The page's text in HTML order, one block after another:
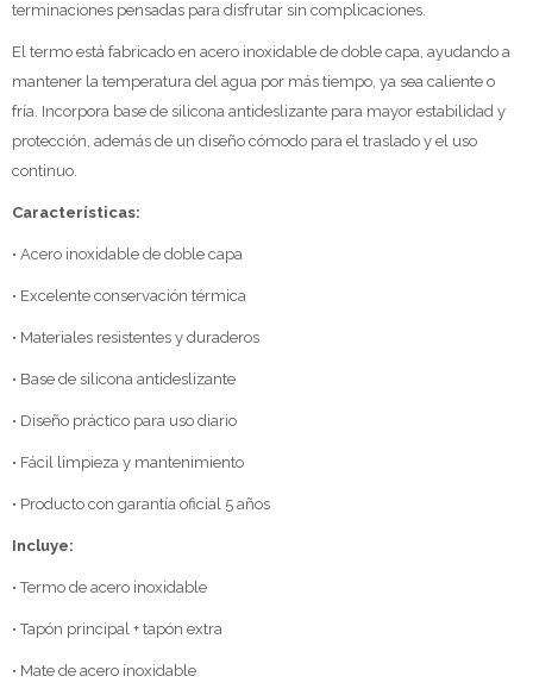
terminaciones pensadas para disfrutar sin complicaciones.
El termo está fabricado en acero inoxidable de doble capa, ayudando a
mantener la temperatura del agua por más tiempo, ya sea caliente o
fría. Incorpora base de silicona antideslizante para mayor estabilidad y
protección, además de un diseño cómodo para el traslado y el uso
continuo.
Características:
• Acero inoxidable de doble capa
• Excelente conservación térmica
• Materiales resistentes y duraderos
• Base de silicona antideslizante
• Diseño práctico para uso diario
• Fácil limpieza y mantenimiento
• Producto con garantía oficial 5 años
Incluye:
• Termo de acero inoxidable
• Tapón principal + tapón extra
• Mate de acero inoxidable